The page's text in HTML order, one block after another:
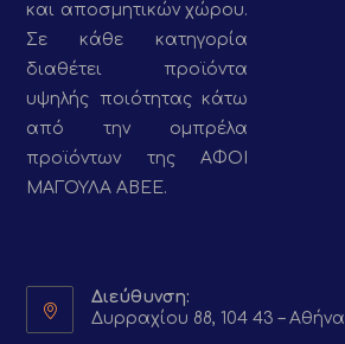
και αποσμητικών χώρου.
Σε κάθε κατηγορία
διαθέτει προϊόντα
υψηλής ποιότητας κάτω
από την ομπρέλα
προϊόντων της ΑΦΟΙ
ΜΑΓΟΥΛΑ ΑΒΕΕ.
Διεύθυνση:
Δυρραχίου 88, 104 43 – Αθήνα